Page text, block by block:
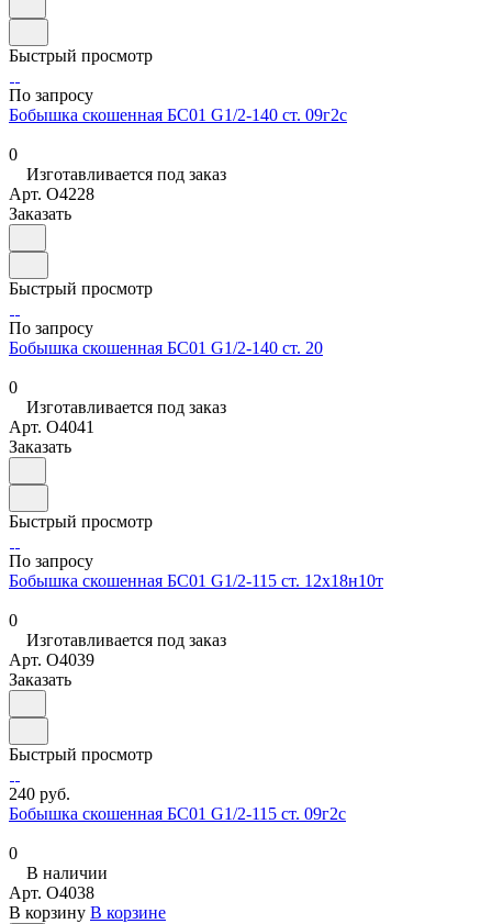
Быстрый просмотр
По запросу
Бобышка скошенная БС01 G1/2-140 ст. 09г2с
0
Изготавливается под заказ
Арт. O4228
Заказать
Быстрый просмотр
По запросу
Бобышка скошенная БС01 G1/2-140 ст. 20
0
Изготавливается под заказ
Арт. O4041
Заказать
Быстрый просмотр
По запросу
Бобышка скошенная БС01 G1/2-115 ст. 12х18н10т
0
Изготавливается под заказ
Арт. O4039
Заказать
Быстрый просмотр
240 руб.
Бобышка скошенная БС01 G1/2-115 ст. 09г2с
0
В наличии
Арт. O4038
В корзину В корзине